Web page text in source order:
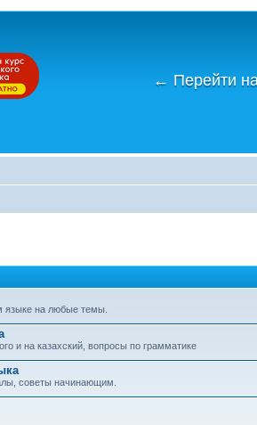
← Перейти
языке на любые темы.
и на казахский, вопросы по грамматике
советы начинающим.